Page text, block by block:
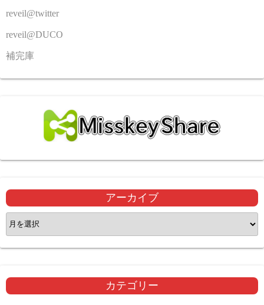
reveil@twitter
reveil@DUCO
補完庫
アーカイブ
ア
ー
カ
ブ
カテゴリー